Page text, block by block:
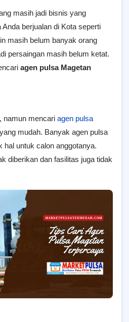
masih jadi bisnis yang
berjualan di Kota seperti
masih belum banyak orang
persaingan masih belum ketat.
agen pulsa Magetan
namun mencari agen pulsa
mudah. Banyak agen pulsa
hal untuk calon anggotanya.
diberikan dan fasilitas juga tidak